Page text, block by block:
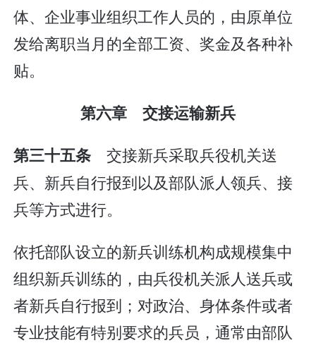
体、企业事业组织工作人员的，由原单位
发给离职当月的全部工资、奖金及各种补
贴。
第六章 交接运输新兵
第三十五条 交接新兵采取兵役机关送
兵、新兵自行报到以及部队派人领兵、接
兵等方式进行。
依托部队设立的新兵训练机构成规模集中
组织新兵训练的，由兵役机关派人送兵或
者新兵自行报到；对政治、身体条件或者
专业技能有特别要求的兵员，通常由部队